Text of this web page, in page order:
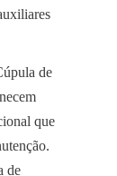
de
que
de